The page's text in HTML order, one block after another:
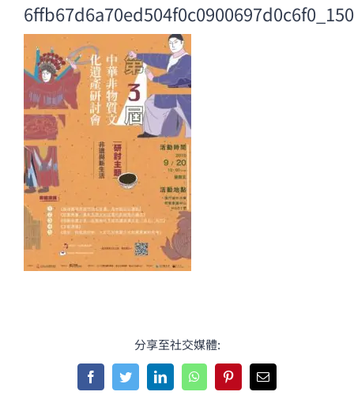
分享至社交媒體:
FacebookTwitterLinkedInWhatsAppPinterestEmail